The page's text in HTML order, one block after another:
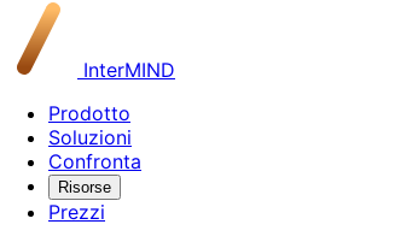
InterMIND
Prodotto
Soluzioni
Confronta
Risorse
Prezzi